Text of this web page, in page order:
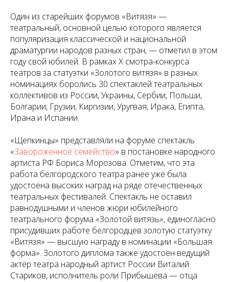
Один из старейших форумов «Витязя» —
театральный, основной целью которого является
популяризация классической и национальной
драматургии народов разных стран, — отметил в этом
году свой юбилей. В рамках X смотра-конкурса
театров за статуэтки «Золотого витязя» в разных
номинациях боролись 30 спектаклей театральных
коллективов из России, Украины, Сербии, Польши,
Болгарии, Грузии, Киргизии, Уругвая, Ирака, Египта,
Ирана и Испании.
«Щепкинцы» представляли на форуме спектакль
«Завороженное семейство» в постановке народного
артиста РФ Бориса Морозова. Отметим, что эта
работа белгородского театра ранее уже была
удостоена высоких наград на ряде отечественных
театральных фестивалей. Спектакль не оставил
равнодушными и членов жюри юбилейного
театрального форума «Золотой витязь», единогласно
присудивших работе белгородцев золотую статуэтку
«Витязя» — высшую награду в номинации «Большая
форма». Золотого диплома также удостоен ведущий
актёр театра народный артист России Виталий
Стариков, исполнитель роли Прибышева — отца